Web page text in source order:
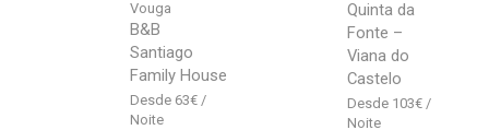
Vouga
B&B
Santiago
Family House
63€
Quinta da
Fonte –
Viana do
Castelo
103€